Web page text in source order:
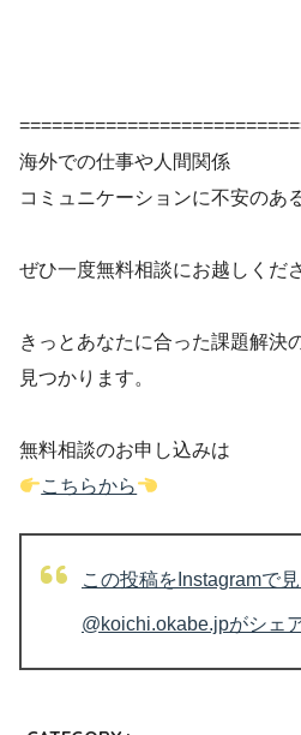
海外での仕事や人間関係
コミュニケーションに不安のあ
ぜひ一度無料相談にお越しくだ
きっとあなたに合った課題解決
見つかります。
無料相談のお申し込みは
こちらから
この投稿をInstagramで
@koichi.okabe.jpがシェ